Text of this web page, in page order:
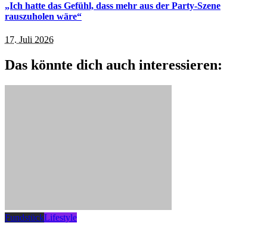
„Ich hatte das Gefühl, dass mehr aus der Party-Szene
rauszuholen wäre“
17. Juli 2026
Das könnte dich auch interessieren:
FundstückLifestyle